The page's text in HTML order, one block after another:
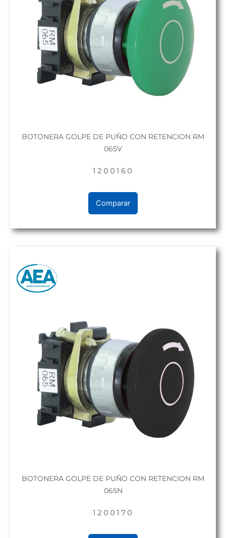
BOTONERA GOLPE DE PUÑO CON RETENCION RM
065V
1200160
Comparar
BOTONERA GOLPE DE PUÑO CON RETENCION RM
065N
1200170